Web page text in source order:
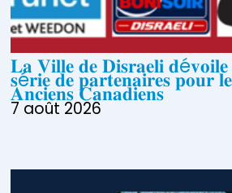
𝐋𝐚 𝐕𝐢𝐥𝐥𝐞 𝐝𝐞 𝐃𝐢𝐬𝐫𝐚𝐞𝐥𝐢
𝐬é𝐫𝐢𝐞 𝐝𝐞 𝐩𝐚𝐫𝐭𝐞𝐧𝐚𝐢𝐫𝐞𝐬 𝐩𝐨𝐮𝐫
𝐀𝐧𝐜𝐢𝐞𝐧𝐬 𝐂𝐚𝐧𝐚𝐝𝐢𝐞𝐧𝐬
7 août 2026